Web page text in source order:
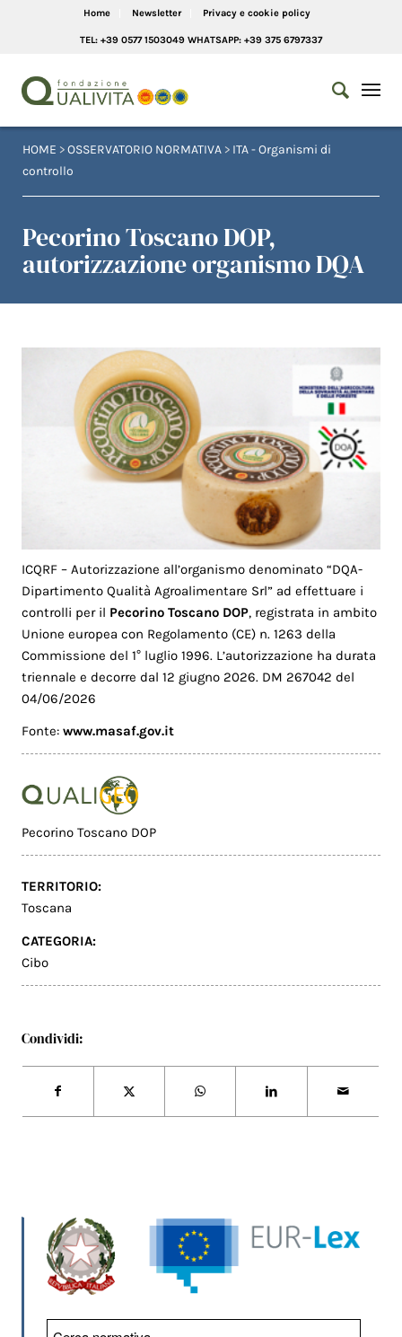
Home Newsletter Privacy e cookie policy
TEL: +39 0577 1503049 WHATSAPP: +39 375 6797337
HOME >OSSERVATORIO NORMATIVA > ITA - Organismi di
controllo
Pecorino Toscano DOP,
autorizzazione organismo DQA
ICQRF – Autorizzazione all’organismo denominato “DQA-
Dipartimento Qualità Agroalimentare Srl” ad effettuare i
controlli per il Pecorino Toscano DOP, registrata in ambito
Unione europea con Regolamento (CE) n. 1263 della
Commissione del 1° luglio 1996. L’autorizzazione ha durata
triennale e decorre dal 12 giugno 2026. DM 267042 del
04/06/2026
Fonte:www.masaf.gov.it
Pecorino Toscano DOP
TERRITORIO:
Toscana
CATEGORIA:
Cibo
Condividi: